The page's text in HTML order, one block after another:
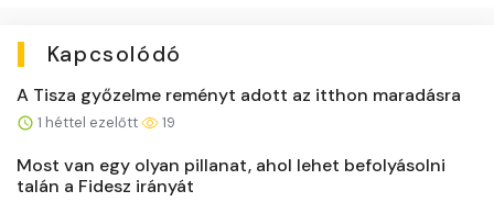
Kapcsolódó
A Tisza győzelme reményt adott az itthon maradásra
1 héttel ezelőtt 19
Most van egy olyan pillanat, ahol lehet befolyásolni
talán a Fidesz irányát